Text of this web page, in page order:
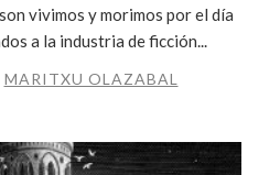
vivimos y morimos por el día
a la industria de ficción...
MARITXU OLAZABAL